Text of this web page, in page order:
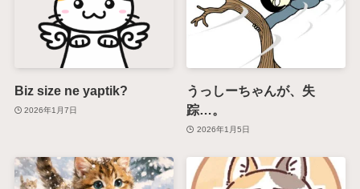
Biz size ne yaptik?
2026年1月7日
うっしーちゃんが、失
踪…。
2026年1月5日